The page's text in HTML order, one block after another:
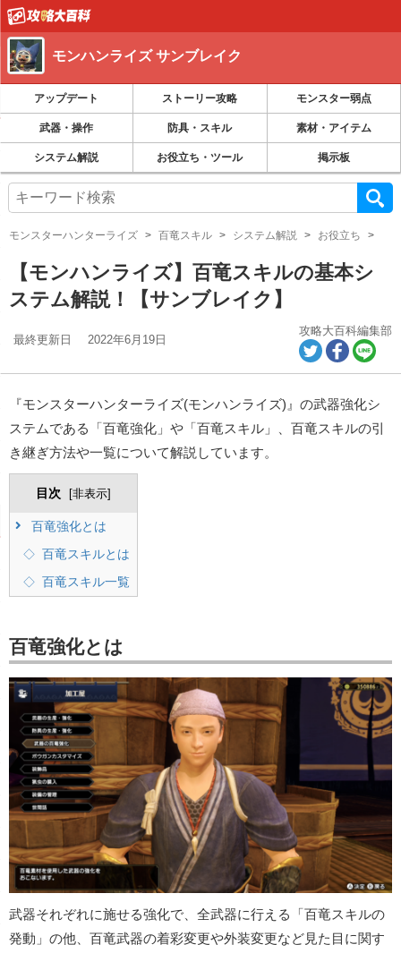
モンハンライズ サンブレイク
アップデート ストーリー攻略 モンスター弱点
武器・操作 防具・スキル 素材・アイテム
システム解説 お役立ち・ツール 掲示板
モンスターハンターライズ 百竜スキル システム解説 お役立ち
【モンハンライズ】百竜スキルの基本シ
ステム解説！【サンブレイク】
最終更新日 2022年6月19日
攻略大百科編集部
『モンスターハンターライズ(モンハンライズ)』の武器強化シ
ステムである「百竜強化」や「百竜スキル」、百竜スキルの引
き継ぎ方法や一覧について解説しています。
目次 [非表示]
百竜強化とは
百竜スキルとは
百竜スキル一覧
百竜強化とは
武器それぞれに施せる強化で、全武器に行える「百竜スキルの
発動」の他、百竜武器の着彩変更や外装変更など見た目に関す